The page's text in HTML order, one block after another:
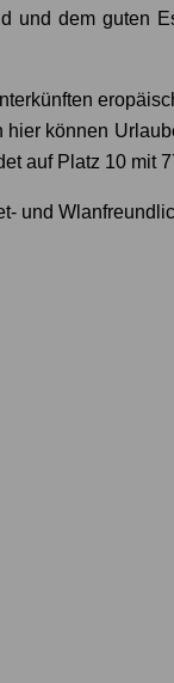
dem guten
können
auf Platz 10 mit
und